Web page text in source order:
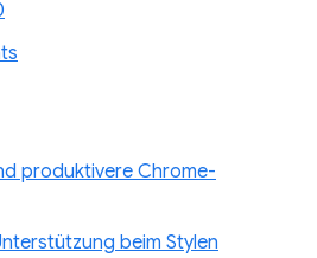
produktivere Chrome-
beim Stylen